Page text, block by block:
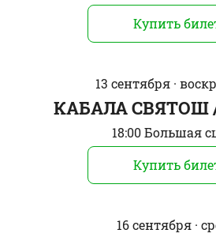
Купить
13 сентября ·
КАБАЛА СВЯТОШ
18:00 Большая
Купить
16 сентября ·